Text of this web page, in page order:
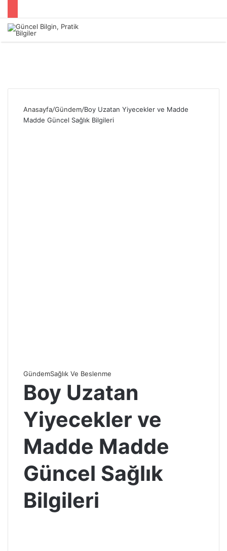
Anasayfa/Gündem/Boy Uzatan Yiyecekler ve Madde
Madde Güncel Sağlık Bilgileri
GündemSağlık Ve Beslenme
Boy Uzatan
Yiyecekler ve
Madde Madde
Güncel Sağlık
Bilgileri